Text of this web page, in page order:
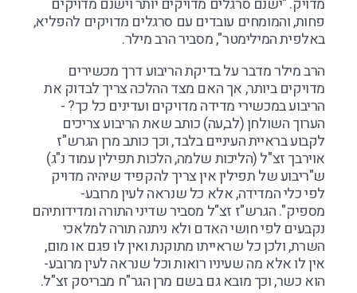
פחות, והמומחים עובדים עם סרגלים מדויקים להפליא,
באלפית המילימטר", מסביר הרב מילר.
הרב מילר מדבר על בדיקת הריבוע דרך מכשירים
מדויקים ביותר, אך האם מצד ההלכה צריך לבדוק את
הריבוע במכשירי מדידה מדויקים ועדינים כל כך? -
הערוך השולחן (לב,עה) כותב שאת הריבוע צריכים
לקבוע בראיית העיניים בלבד, וכך כותב מרן הגרש"ז
אוירבך זצ"ל (הליכות שלמה, הלכות תפילין עמוד נ"ג)
ש"ריבוע של תפילין אין צריך להקפיד שיהיה מדויק
לפי כלי המדידה, אלא כל שנראה לעין מרובע-
מספיק". הגרש"ז זצ"ל מסביר שדיני התורה ומדידותיהם
נקבעים לפי חושי האדם ולא ניתנה תורה למלאכי
השרת, ולכן כל שראייתו מתוקנת ואין לו פגם או מום,
אין לו אלא מה שעיניו רואות וכל שנראה לעין מרובע-
הוא כשר, וכך מובא גם בשם מרן הגר"ח מבריסק זצ"ל.